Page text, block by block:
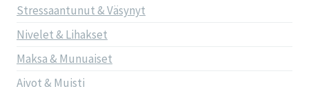
Stressaantunut & Väsynyt
Nivelet & Lihakset
Maksa & Munuaiset
Aivot & Muisti